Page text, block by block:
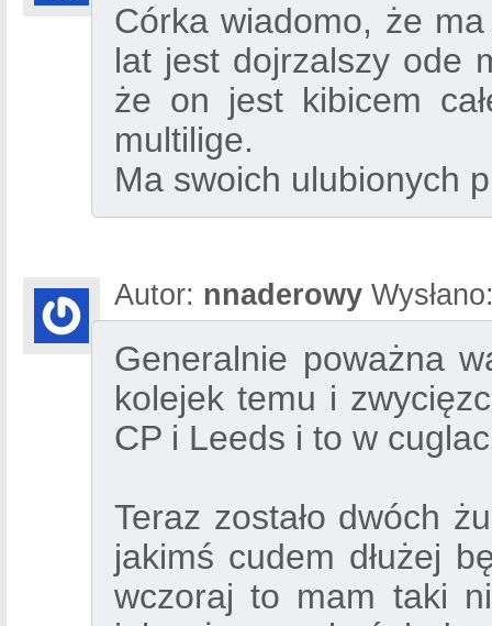
Córka wiadomo, że
lat jest dojrzalszy ode
że on jest kibicem
multilige.
Ma swoich ulubionych
Autor: nnaderowy
Generalnie poważna
kolejek temu i
CP i Leeds i to w
Teraz zostało dwóch
jakimś cudem dłużej
wczoraj to mam taki